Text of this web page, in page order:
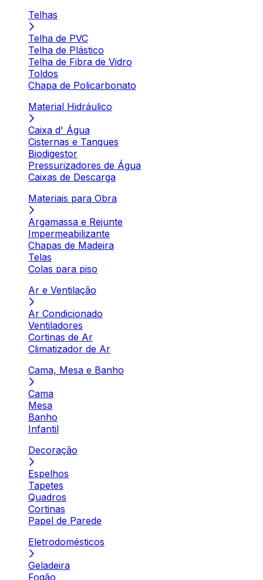
Telhas
Telha de PVC
Telha de Plástico
Telha de Fibra de Vidro
Toldos
Chapa de Policarbonato
Material Hidráulico
Caixa d' Água
Cisternas e Tanques
Biodigestor
Pressurizadores de Água
Caixas de Descarga
Materiais para Obra
Argamassa e Rejunte
Impermeabilizante
Chapas de Madeira
Telas
Colas para piso
Ar e Ventilação
Ar Condicionado
Ventiladores
Cortinas de Ar
Climatizador de Ar
Cama, Mesa e Banho
Cama
Mesa
Banho
Infantil
Decoração
Espelhos
Tapetes
Quadros
Cortinas
Papel de Parede
Eletrodomésticos
Geladeira
Fogão